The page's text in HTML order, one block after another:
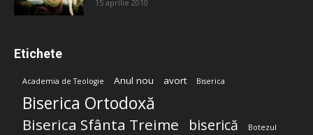
15 aprilie 2010
Etichete
Academia de Teologie Anul nou avort Biserica
Biserica Ortodoxă
Biserica Sfânta Treime biserică Botezul